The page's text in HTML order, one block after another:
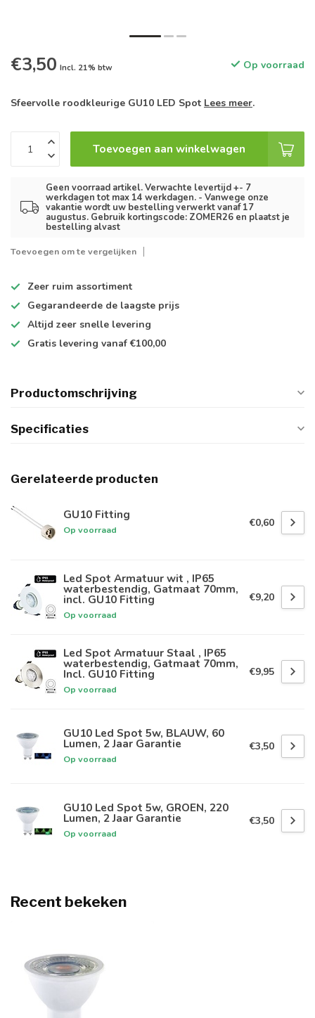
€3,50 Incl. 21% btw Op voorraad
Sfeervolle roodkleurige GU10 LED Spot Lees meer.
Toevoegen aan winkelwagen
Geen voorraad artikel. Verwachte levertijd +- 7
werkdagen tot max 14 werkdagen. - Vanwege onze
vakantie wordt uw bestelling verwerkt vanaf 17
augustus. Gebruik kortingscode: ZOMER26 en plaatst je
bestelling alvast
Toevoegen om te vergelijken
Zeer ruim assortiment
Gegarandeerde de laagste prijs
Altijd zeer snelle levering
Gratis levering vanaf €100,00
Productomschrijving
Specificaties
Gerelateerde producten
GU10 Fitting
Op voorraad
€0,60
Led Spot Armatuur wit , IP65
waterbestendig, Gatmaat 70mm,
incl. GU10 Fitting
Op voorraad
€9,20
Led Spot Armatuur Staal , IP65
waterbestendig, Gatmaat 70mm,
Incl. GU10 Fitting
Op voorraad
€9,95
GU10 Led Spot 5w, BLAUW, 60
Lumen, 2 Jaar Garantie
Op voorraad
€3,50
GU10 Led Spot 5w, GROEN, 220
Lumen, 2 Jaar Garantie
Op voorraad
€3,50
Recent bekeken